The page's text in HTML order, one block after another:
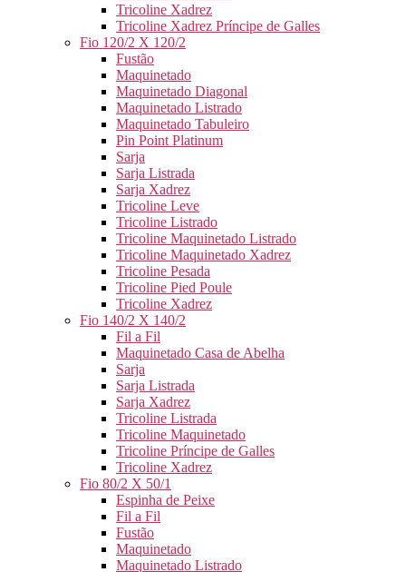
Tricoline Xadrez
Tricoline Xadrez Príncipe de Galles
Fio 120/2 X 120/2
Fustão
Maquinetado
Maquinetado Diagonal
Maquinetado Listrado
Maquinetado Tabuleiro
Pin Point Platinum
Sarja
Sarja Listrada
Sarja Xadrez
Tricoline Leve
Tricoline Listrado
Tricoline Maquinetado Listrado
Tricoline Maquinetado Xadrez
Tricoline Pesada
Tricoline Pied Poule
Tricoline Xadrez
Fio 140/2 X 140/2
Fil a Fil
Maquinetado Casa de Abelha
Sarja
Sarja Listrada
Sarja Xadrez
Tricoline Listrada
Tricoline Maquinetado
Tricoline Príncipe de Galles
Tricoline Xadrez
Fio 80/2 X 50/1
Espinha de Peixe
Fil a Fil
Fustão
Maquinetado
Maquinetado Listrado